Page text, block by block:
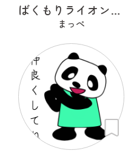
ばくもりライオンさん
まっぺ